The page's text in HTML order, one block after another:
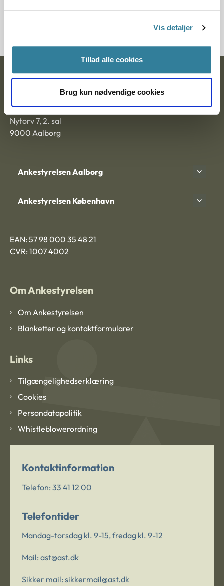
Vis detaljer
Tillad alle cookies
Brug kun nødvendige cookies
Ankestyrelsen
Nytorv 7, 2. sal
9000 Aalborg
Ankestyrelsen Aalborg
Ankestyrelsen København
EAN: 57 98 000 35 48 21
CVR: 1007 4002
Om Ankestyrelsen
Om Ankestyrelsen
Blanketter og kontaktformularer
Links
Tilgængelighedserklæring
Cookies
Persondatapolitik
Whistleblowerordning
Kontaktinformation
Telefon: 33 41 12 00
Telefontider
Mandag-torsdag kl. 9-15, fredag kl. 9-12
Mail: ast@ast.dk
Sikker mail: sikkermail@ast.dk